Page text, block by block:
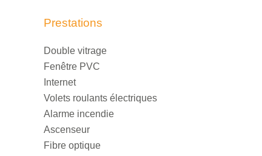
Prestations
Double vitrage
Fenêtre PVC
Internet
Volets roulants électriques
Alarme incendie
Ascenseur
Fibre optique